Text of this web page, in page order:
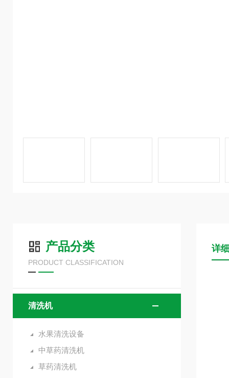
产品分类
PRODUCT CLASSIFICATION
清洗机
水果清洗设备
中草药清洗机
草药清洗机
详